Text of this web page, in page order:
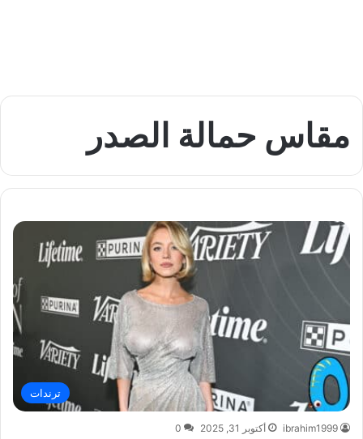
مقاس حمالة الصدر
ترندات
ibrahim1999 أكتوبر 31, 2025 0